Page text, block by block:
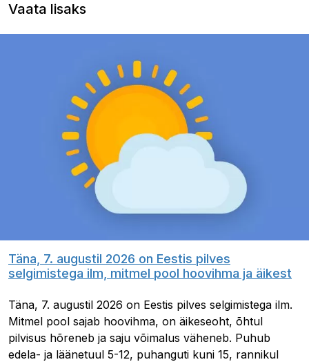
Vaata lisaks
Täna, 7. augustil 2026 on Eestis pilves
selgimistega ilm, mitmel pool hoovihma ja äikest
Täna, 7. augustil 2026 on Eestis pilves selgimistega ilm.
Mitmel pool sajab hoovihma, on äikeseoht, õhtul
pilvisus hõreneb ja saju võimalus väheneb. Puhub
edela- ja läänetuul 5-12, puhanguti kuni 15, rannikul